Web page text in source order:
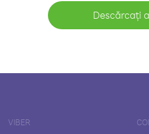
Descărcați
VIBER